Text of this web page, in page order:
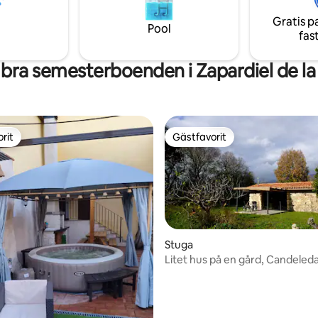
Pool
Gratis
semesterboenden i Zapardiel de
betyg, 97 omdömen
Gästfavorit
Gästfavorit
Stuga
Litet hus på en gård,